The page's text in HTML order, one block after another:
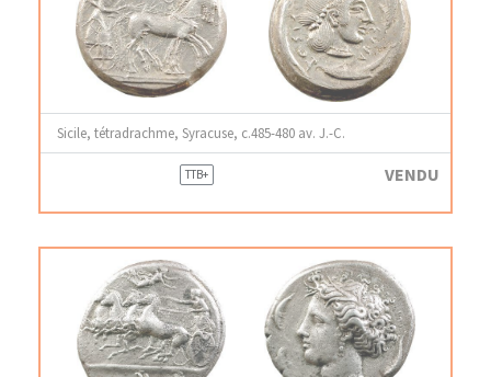
Sicile, tétradrachme, Syracuse, c.485-480 av. J.-C.
TTB+ VENDU